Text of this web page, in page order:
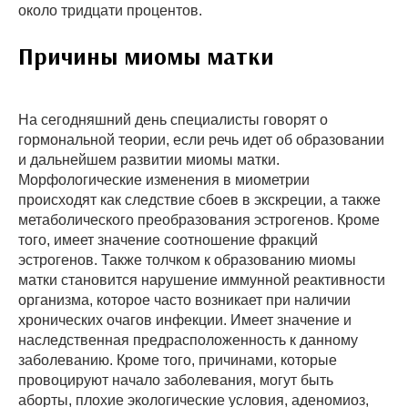
около тридцати процентов.
Причины миомы матки
На сегодняшний день специалисты говорят о
гормональной теории, если речь идет об образовании
и дальнейшем развитии миомы матки.
Морфологические изменения в миометрии
происходят как следствие сбоев в экскреции, а также
метаболического преобразования эстрогенов. Кроме
того, имеет значение соотношение фракций
эстрогенов. Также толчком к образованию миомы
матки становится нарушение иммунной реактивности
организма, которое часто возникает при наличии
хронических очагов инфекции. Имеет значение и
наследственная предрасположенность к данному
заболеванию. Кроме того, причинами, которые
провоцируют начало заболевания, могут быть
аборты, плохие экологические условия, аденомиоз,